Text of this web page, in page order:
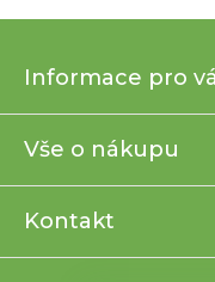
p
t
Informace pro
Vše o nákupu
Kontakt